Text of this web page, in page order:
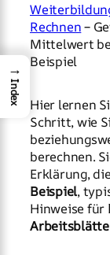
Rechnen–
Mittelwert
Beispiel
Hier lernen
Schritt, wie
berechnen.
Erklärung,
Beispiel,
Hinweise für
→
Index